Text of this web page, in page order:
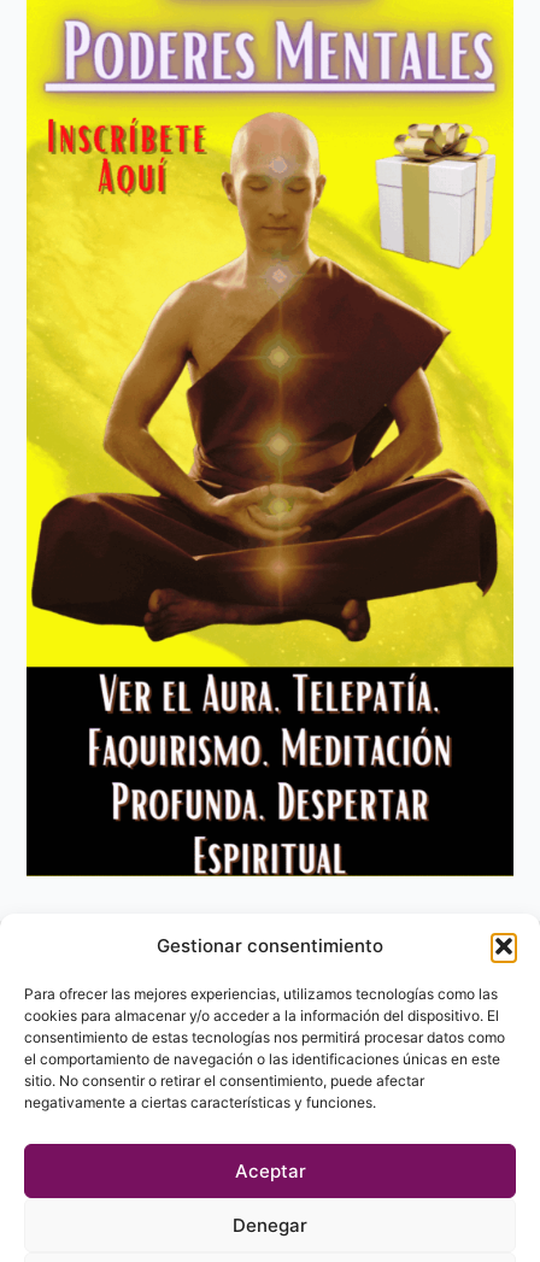
Gestionar consentimiento
Para ofrecer las mejores experiencias, utilizamos tecnologías como las
cookies para almacenar y/o acceder a la información del dispositivo. El
consentimiento de estas tecnologías nos permitirá procesar datos como
el comportamiento de navegación o las identificaciones únicas en este
sitio. No consentir o retirar el consentimiento, puede afectar
negativamente a ciertas características y funciones.
Aceptar
Denegar
Aviso Legal
Política de privacidad
Política de Cookies
Contacto